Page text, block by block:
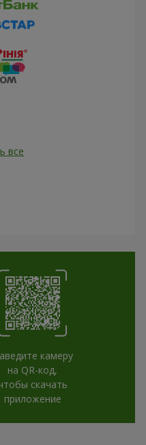
все
камеру
на QR-код,
скачать
приложение